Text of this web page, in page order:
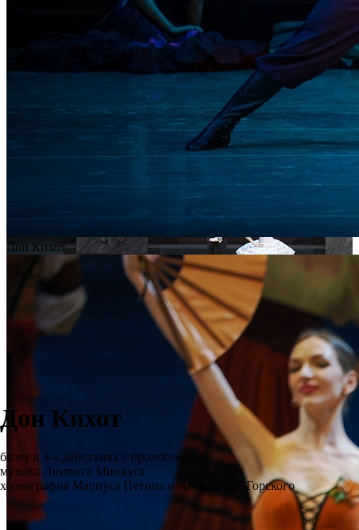
Дон Кихот
Дон Кихот
балет в 3-х действиях с прологом
музыка Людвига Минкуса
хореография Мариуса Петипа и Александра Горского